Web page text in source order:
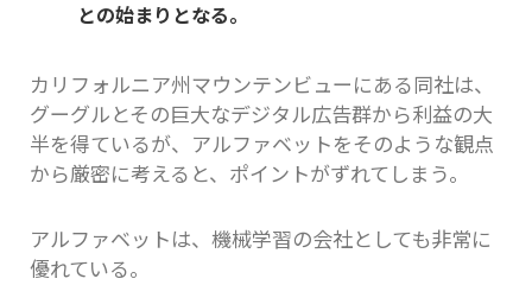
との始まりとなる。
カリフォルニア州マウンテンビューにある同社は、
グーグルとその巨大なデジタル広告群から利益の大
半を得ているが、アルファベットをそのような観点
から厳密に考えると、ポイントがずれてしまう。
アルファベットは、機械学習の会社としても非常に
優れている。